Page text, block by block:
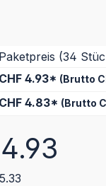
Paketpreis (34
CHF 4.93* (Brutto
CHF 4.83* (Brutto